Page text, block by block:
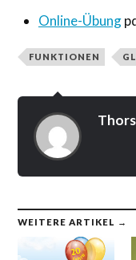
Online-Übung
FUNKTIONEN
WEITERE ARTIKEL →